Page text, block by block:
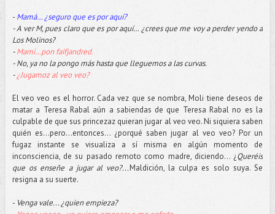
- Mamá… ¿seguro que es por aquí?
- A ver M, pues claro que es por aquí… ¿crees que me voy a perder yendo a
Los Molinos?
-Mami…pon faifjandred.
- No, ya no la pongo más hasta que lleguemos a las curvas.
-¿Jugamoz al veo veo?
El veo veo es el horror. Cada vez que se nombra, Moli tiene deseos de
matar a Teresa Rabal aún a sabiendas de que Teresa Rabal no es la
culpable de que sus princezaz quieran jugar al veo veo. Ni siquiera saben
quién es…pero...entonces... ¿porqué saben jugar al veo veo? Por un
fugaz instante se visualiza a sí misma en algún momento de
inconsciencia, de su pasado remoto como madre, diciendo… ¿Queréis
que os enseñe a jugar al veo?...Maldición, la culpa es solo suya. Se
resigna a su suerte.
- Venga vale... ¿quien empieza?